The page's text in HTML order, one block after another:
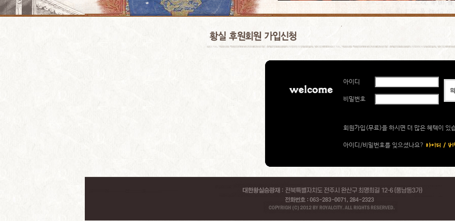
아이디
비밀번호
회원가입(무료)을 하시면 더 많은 혜택이 있
아이디/비밀번호를 잊으셨나요?